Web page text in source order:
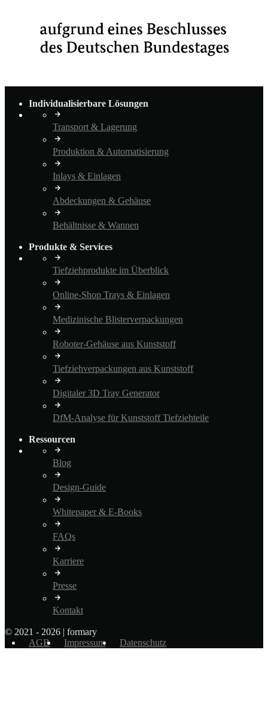
Individualisierbare Lösungen
Transport & Lagerung
Produktion & Automatisierung
Inlays & Einlagen
Abdeckungen & Gehäuse
Behältnisse & Wannen
Produkte & Services
Tiefziehprodukte im Überblick
Online-Shop Trays & Einlagen
Medizinische Blisterverpackungen
Roboter-Gehäuse aus Kunststoff
Tiefziehverpackungen aus Kunststoff
Digitaler 3D Tray Generator
DfM-Analyse für Kunststoff Tiefziehteile
Ressourcen
Blog
Design-Guide
Whitepaper & E-Books
FAQs
Karriere
Presse
Kontakt
© 2021 - 2026 | formary
AGB
Impressum Datenschutz